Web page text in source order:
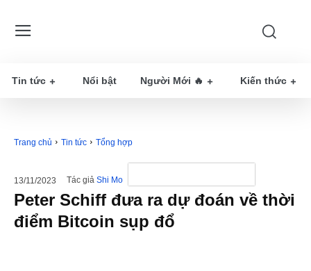
Tin tức Nổi bật Người Mới 🔥 Kiến thức
Trang chủ Tin tức Tổng hợp
13/11/2023 Tác giả Shi Mo
Peter Schiff đưa ra dự đoán về thời
điểm Bitcoin sụp đổ